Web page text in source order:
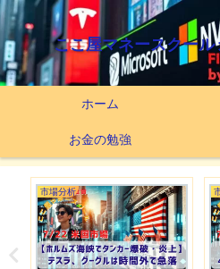
ここ屋マネースクー
ホーム
お金の勉強
市場分析